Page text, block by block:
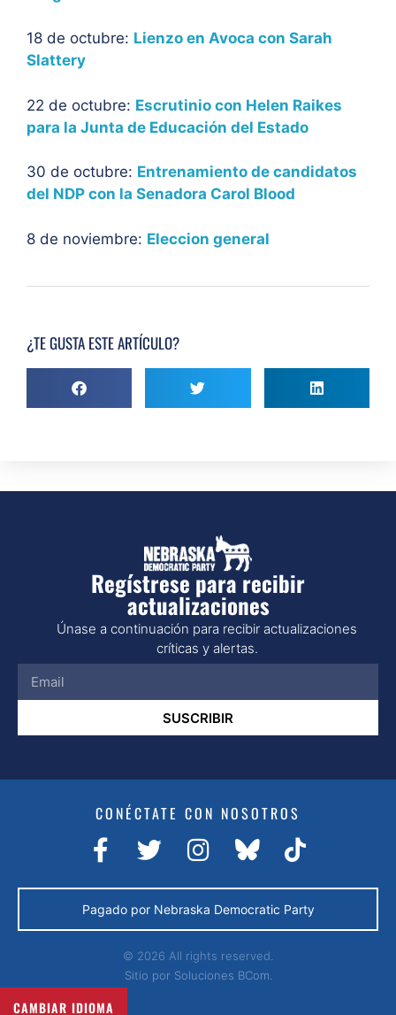
18 de octubre: Lienzo en Avoca con Sarah
Slattery
22 de octubre: Escrutinio con Helen Raikes
para la Junta de Educación del Estado
30 de octubre: Entrenamiento de candidatos
del NDP con la Senadora Carol Blood
8 de noviembre: Eleccion general
¿TE GUSTA ESTE ARTÍCULO?
Regístrese para recibir
actualizaciones
Únase a continuación para recibir actualizaciones
críticas y alertas.
SUSCRIBIR
CONÉCTATE CON NOSOTROS
Pagado por Nebraska Democratic Party
© 2026 All rights reserved.
Sitio por Soluciones BCom.
CAMBIAR IDIOMA